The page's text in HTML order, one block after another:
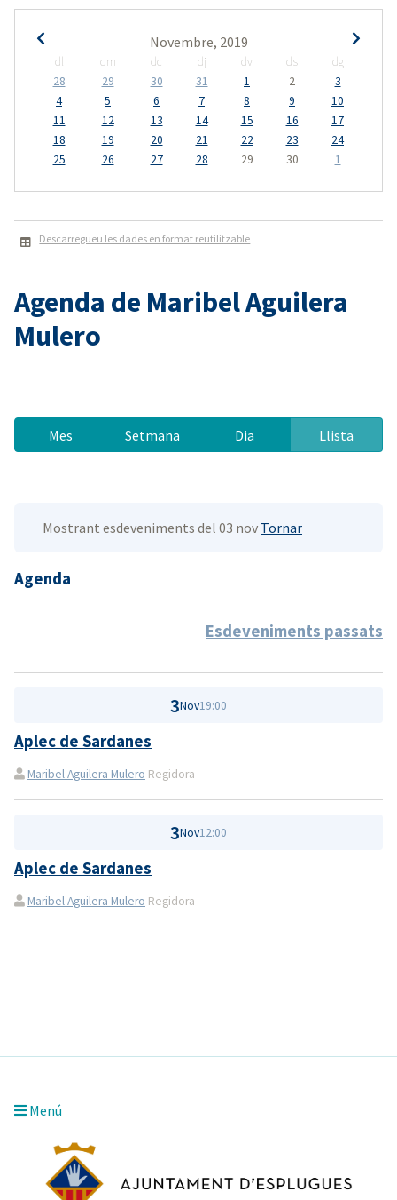
Novembre, 2019
dl dm dc dj dv ds
dg
28
29 30 31 1 2
3
4
5 6 7 8 9
10
11
12 13 14 15 16
17
18
19 20 21 22 23
24
25
26 27 28 29 30 1
Descarregueu les dades en format reutilitzable
Agenda de Maribel Aguilera
Mulero
Mes Setmana Dia Llista
Mostrant esdeveniments del 03 nov Tornar
Agenda
Esdeveniments passats
3Nov19:00
Aplec de Sardanes
Maribel Aguilera Mulero Regidora
3Nov12:00
Aplec de Sardanes
Maribel Aguilera Mulero Regidora
Menú